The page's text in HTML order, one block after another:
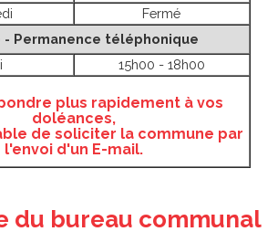
Fermé
- Permanence téléphonique
15h00 - 18h00
plus rapidement à vos
doléances,
de soliciter la commune par
l'envoi d'un E-mail.
du bureau communal